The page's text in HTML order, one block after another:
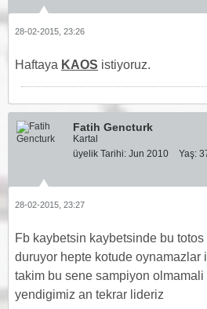
28-02-2015, 23:26
Haftaya KAOS istiyoruz.
Fatih Gencturk
Kartal
üyelik Tarihi: Jun 2010 Yaş:
28-02-2015, 23:27
Fb kaybetsin kaybetsinde bu
duruyor hepte kotude oynamazlar
takim bu sene sampiyon olmamali
yendigimiz an tekrar lideriz